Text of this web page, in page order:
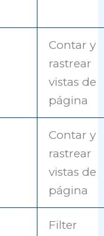
Contar y
rastrear
vistas de
página
Contar y
rastrear
vistas de
página
Filter